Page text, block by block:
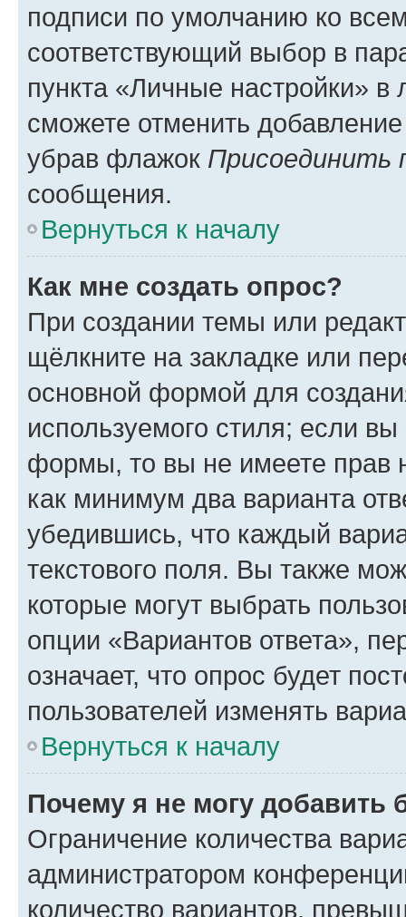
подписи по умолчанию ко
соответствующий выбор в
пункта «Личные настройки»
сможете отменить
убрав флажок Присоединить
сообщения.
Вернуться к началу
Как мне создать опрос?
При создании темы или
щёлкните на закладке или
основной формой для
используемого стиля; если
формы, то вы не имеете прав
как минимум два варианта
убедившись, что каждый
текстового поля. Вы также
которые могут выбрать
опции «Вариантов ответа»,
означает, что опрос будет
пользователей изменять
Вернуться к началу
Почему я не могу добавить
Ограничение количества
администратором
количество вариантов,